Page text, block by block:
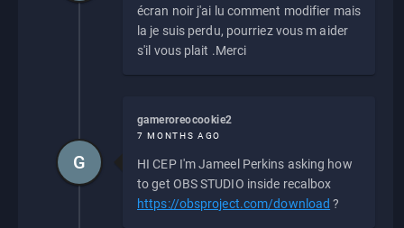
écran noir j'ai lu comment modifier mais
la je suis perdu, pourriez vous m aider
s'il vous plait .Merci
gameroreocookie2
7 MONTHS AGO
HI CEP I'm Jameel Perkins asking how
to get OBS STUDIO inside recalbox
https://obsproject.com/download ?
G